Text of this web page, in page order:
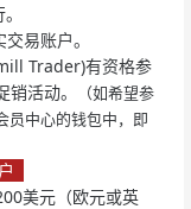
易账户。
Trader)有资格参
活动。
（如希望参
员中心的钱包中，即
美元（欧元或英